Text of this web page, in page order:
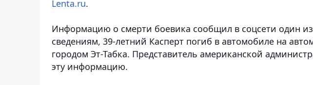
Lenta.ru.
Информацию о смерти боевика сообщил в соцсети один
сведениям, 39-летний Касперт погиб в автомобиле на
городом Эт-Табка. Представитель американской
эту информацию.